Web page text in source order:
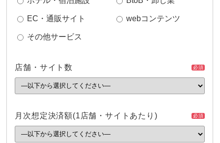
EC・通販サイト webコンテンツ
その他サービス
店舗・サイト数 必須
月次想定決済額(1店舗・サイトあたり) 必須